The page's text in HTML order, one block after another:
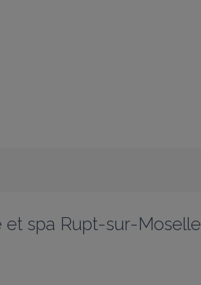
et spa Rupt-sur-Moselle